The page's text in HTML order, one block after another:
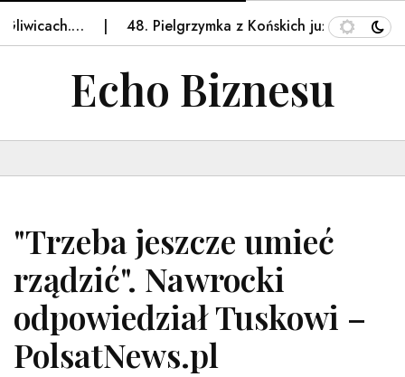
48. Pielgrzymka z Końskich już w drodze!
Echo Biznesu
"Trzeba jeszcze umieć
rządzić". Nawrocki
odpowiedział Tuskowi –
PolsatNews.pl